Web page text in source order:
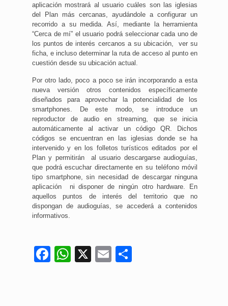
aplicación mostrará al usuario cuáles son las iglesias
del Plan más cercanas, ayudándole a configurar un
recorrido a su medida. Así, mediante la herramienta
“Cerca de mí” el usuario podrá seleccionar cada uno de
los puntos de interés cercanos a su ubicación, ver su
ficha, e incluso determinar la ruta de acceso al punto en
cuestión desde su ubicación actual.
Por otro lado, poco a poco se irán incorporando a esta
nueva versión otros contenidos específicamente
diseñados para aprovechar la potencialidad de los
smartphones. De este modo, se introduce un
reproductor de audio en streaming, que se inicia
automáticamente al activar un código QR. Dichos
códigos se encuentran en las iglesias donde se ha
intervenido y en los folletos turísticos editados por el
Plan y permitirán al usuario descargarse audioguías,
que podrá escuchar directamente en su teléfono móvil
tipo smartphone, sin necesidad de descargar ninguna
aplicación ni disponer de ningún otro hardware. En
aquellos puntos de interés del territorio que no
dispongan de audioguías, se accederá a contenidos
informativos.
Facebook
WhatsApp
X Email